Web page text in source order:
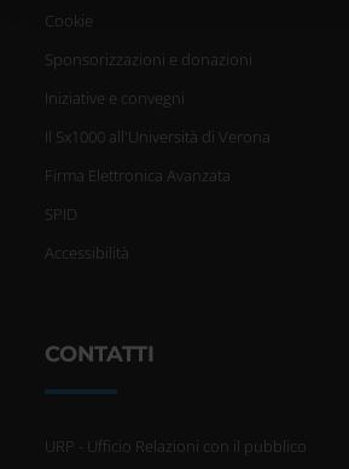
raccolto dal tuo utilizzo dei loro servizi.
Cookie
Sponsorizzazioni e donazioni
Iniziative e convegni
Il 5x1000 all'Università di Verona
Firma Elettronica Avanzata
SPID
Accessibilità
CONTATTI
URP - Ufficio Relazioni con il pubblico